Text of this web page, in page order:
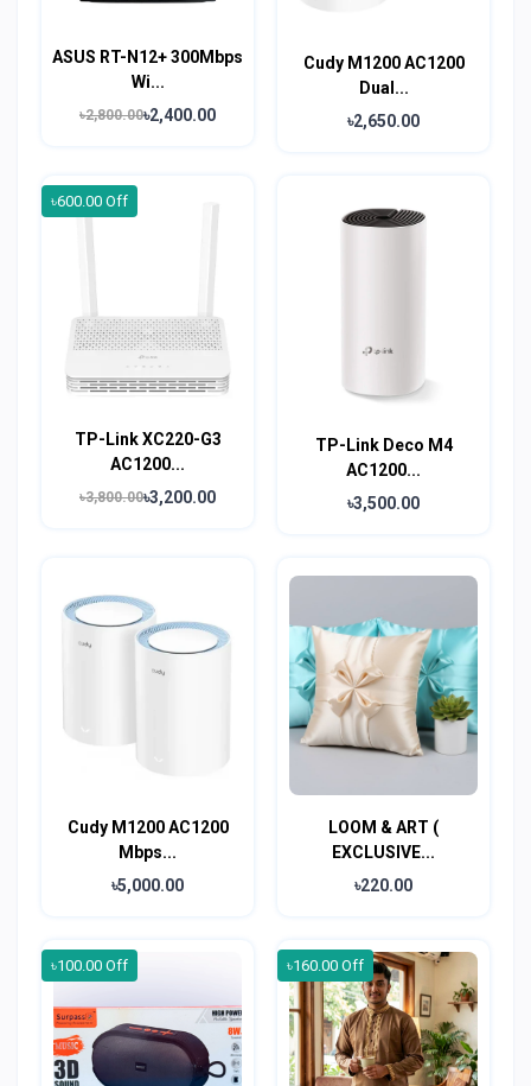
ASUS RT-N12+ 300Mbps
Wi...
৳2,800.00৳2,400.00
Cudy M1200 AC1200
Dual...
৳2,650.00
৳600.00 Off
TP-Link XC220-G3
AC1200...
৳3,800.00৳3,200.00
TP-Link Deco M4
AC1200...
৳3,500.00
Cudy M1200 AC1200
Mbps...
৳5,000.00
LOOM & ART (
EXCLUSIVE...
৳220.00
৳100.00 Off ৳160.00 Off